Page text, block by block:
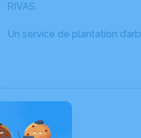
RIVAS.
Un service de plantation